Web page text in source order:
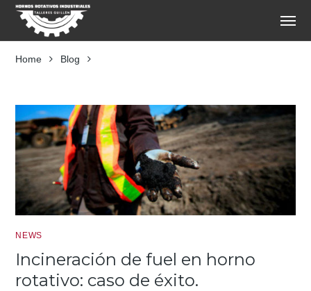
Home Blog
NEWS
Incineración de fuel en horno
rotativo: caso de éxito.